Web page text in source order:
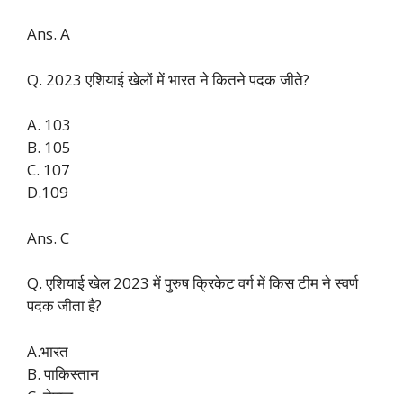
Ans. A
Q. 2023 एशियाई खेलों में भारत ने कितने पदक जीते?
A. 103
B. 105
C. 107
D.109
Ans. C
Q. एशियाई खेल 2023 में पुरुष क्रिकेट वर्ग में किस टीम ने स्वर्ण
पदक जीता है?
A.भारत
B. पाकिस्तान